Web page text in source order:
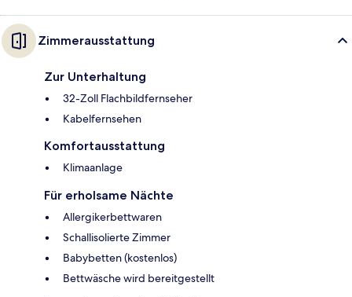
Zimmerausstattung
Zur Unterhaltung
32-Zoll Flachbildfernseher
Kabelfernsehen
Komfortausstattung
Klimaanlage
Für erholsame Nächte
Allergikerbettwaren
Schallisolierte Zimmer
Babybetten (kostenlos)
Bettwäsche wird bereitgestellt